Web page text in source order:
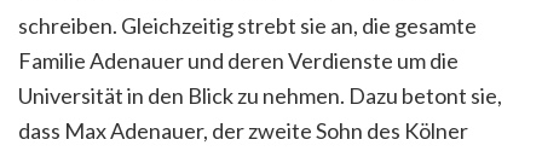
schreiben. Gleichzeitig strebt sie an, die gesamte
Familie Adenauer und derenVerdienste um die
Universitätin den Blick zu nehmen. Dazu betont sie,
dass Max Adenauer, der zweiteSohn des Kölner